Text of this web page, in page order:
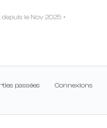
le Nov 2025 •
passées Connexions